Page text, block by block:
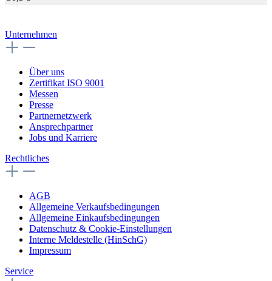
Unternehmen
Über uns
Zertifikat ISO 9001
Messen
Presse
Partnernetzwerk
Ansprechpartner
Jobs und Karriere
Rechtliches
AGB
Allgemeine Verkaufsbedingungen
Allgemeine Einkaufsbedingungen
Datenschutz & Cookie-Einstellungen
Interne Meldestelle (HinSchG)
Impressum
Service